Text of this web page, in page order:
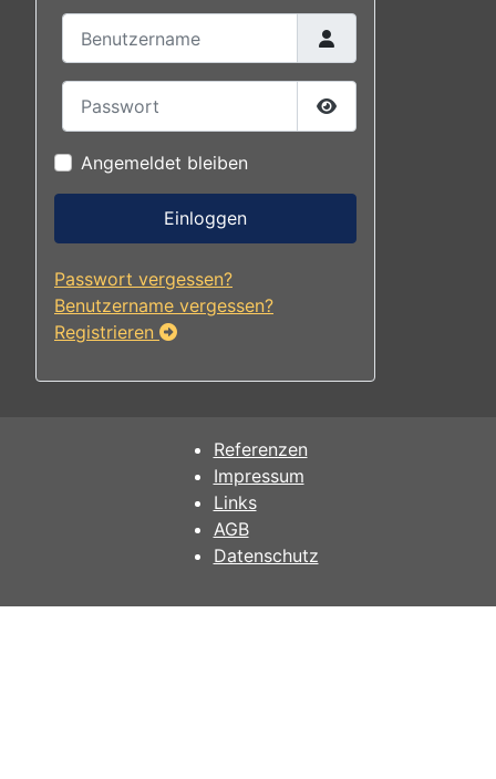
Passwort anzeigen
Angemeldet bleiben
Einloggen
Passwort vergessen?
Benutzername vergessen?
Registrieren
Referenzen
Impressum
Links
AGB
Datenschutz